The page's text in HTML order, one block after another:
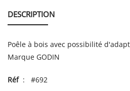
DESCRIPTION
Poêle à bois avec possibilité
Marque GODIN
Réf: #692